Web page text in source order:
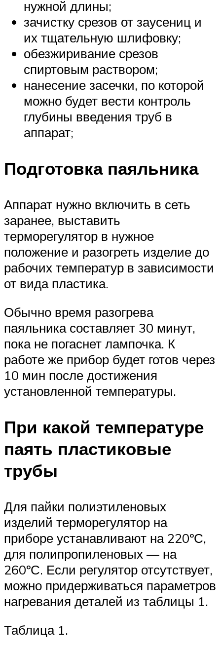
нужной длины;
зачистку срезов от заусениц и
их тщательную шлифовку;
обезжиривание срезов
спиртовым раствором;
нанесение засечки, по которой
можно будет вести контроль
глубины введения труб в
аппарат;
Подготовка паяльника
Аппарат нужно включить в сеть
заранее, выставить
терморегулятор в нужное
положение и разогреть изделие до
рабочих температур в зависимости
от вида пластика.
Обычно время разогрева
паяльника составляет 30 минут,
пока не погаснет лампочка. К
работе же прибор будет готов через
10 мин после достижения
установленной температуры.
При какой температуре
паять пластиковые
трубы
Для пайки полиэтиленовых
изделий терморегулятор на
приборе устанавливают на 220ºС,
для полипропиленовых — на
260ºС. Если регулятор отсутствует,
можно придерживаться параметров
нагревания деталей из таблицы 1.
Таблица 1.